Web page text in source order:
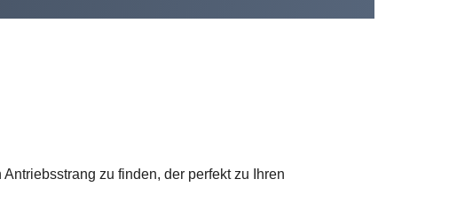
zu finden, der perfekt zu Ihren